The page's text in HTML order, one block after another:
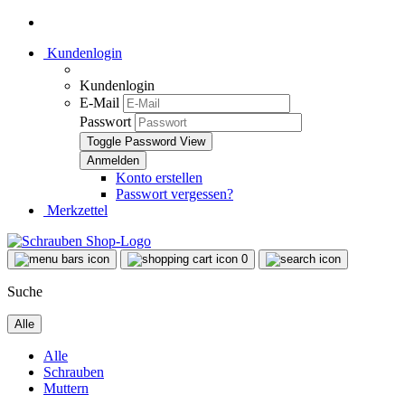
Kundenlogin
Kundenlogin
E-Mail
Passwort
Toggle Password View
Konto erstellen
Passwort vergessen?
Merkzettel
0
Suche
Alle
Alle
Schrauben
Muttern